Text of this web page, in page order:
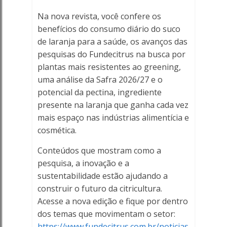
Porto
Ferreira
Online
-
Porto
Ferreira
Online
Na nova revista, você confere os
benefícios do consumo diário do suco
de laranja para a saúde, os avanços das
pesquisas do Fundecitrus na busca por
plantas mais resistentes ao greening,
uma análise da Safra 2026/27 e o
potencial da pectina, ingrediente
presente na laranja que ganha cada vez
mais espaço nas indústrias alimentícia e
cosmética.
Conteúdos que mostram como a
pesquisa, a inovação e a
sustentabilidade estão ajudando a
construir o futuro da citricultura.
Acesse a nova edição e fique por dentro
dos temas que movimentam o setor: